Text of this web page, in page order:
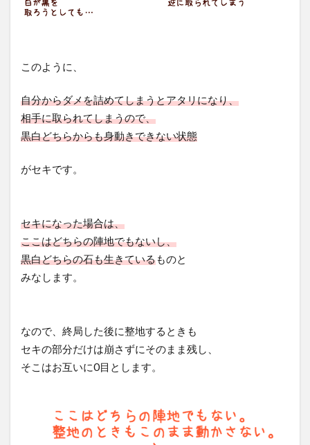
このように、
自分からダメを詰めてしまうとアタリになり、
相手に取られてしまうので、
黒白どちらからも身動きできない状態
がセキです。
セキになった場合は、
ここはどちらの陣地でもないし、
黒白どちらの石も生きているものと
みなします。
なので、終局した後に整地するときも
セキの部分だけは崩さずにそのまま残し、
そこはお互いに0目とします。